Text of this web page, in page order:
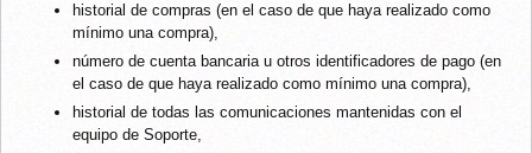
historial de compras (en el caso de que haya realizado como
mínimo una compra),
número de cuenta bancaria u otros identificadores de pago (en
el caso de que haya realizado como mínimo una compra),
historial de todas las comunicaciones mantenidas con el
equipo de Soporte,